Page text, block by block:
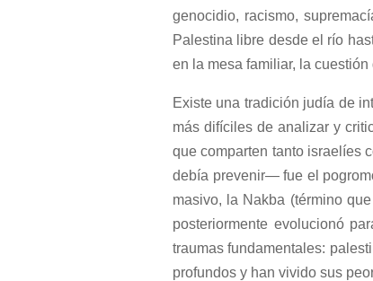
genocidio, racismo,
Palestina libre desde el río
en la mesa familiar, la cuestión
Existe una tradición judía de
más difíciles de analizar y
que comparten tanto israelíes
debía prevenir— fue el
masivo, la Nakba (término
posteriormente evolucionó
traumas fundamentales:
profundos y han vivido sus